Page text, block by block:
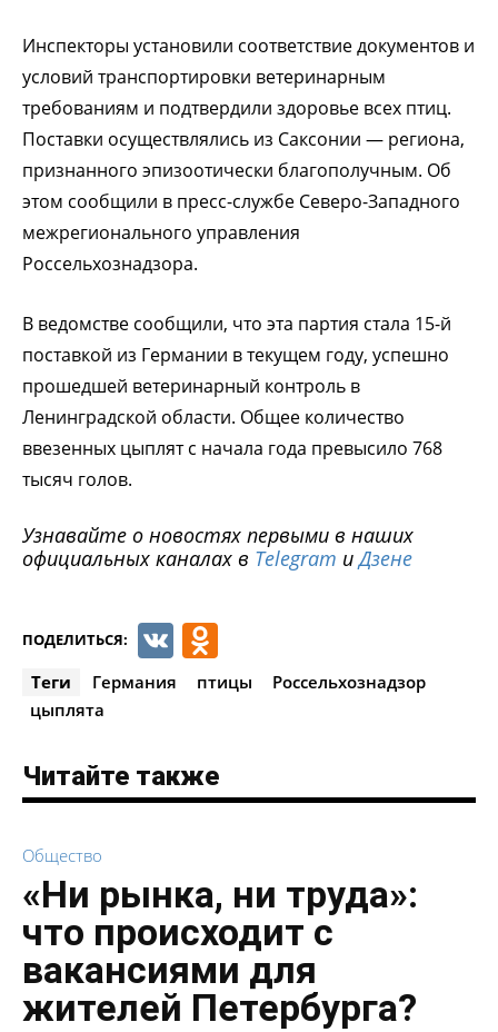
Инспекторы установили соответствие документов и
условий транспортировки ветеринарным
требованиям и подтвердили здоровье всех птиц.
Поставки осуществлялись из Саксонии — региона,
признанного эпизоотически благополучным. Об
этом сообщили в пресс-службе Северо-Западного
межрегионального управления
Россельхознадзора.
В ведомстве сообщили, что эта партия стала 15-й
поставкой из Германии в текущем году, успешно
прошедшей ветеринарный контроль в
Ленинградской области. Общее количество
ввезенных цыплят с начала года превысило 768
тысяч голов.
Узнавайте о новостях первыми в наших
официальных каналах в Telegram иДзене
ПОДЕЛИТЬСЯ: VK
Теги Германия птицы
Россельхознадзор
цыплята
Читайте также
Общество
«Ни рынка, ни труда»:
что происходит с
вакансиями для
жителей Петербурга?